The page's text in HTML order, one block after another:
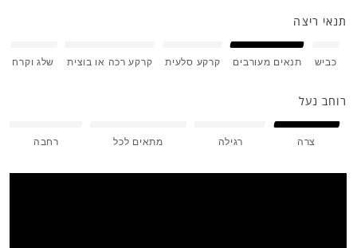
תנאי ריצה
כביש תנאים מעורבים קרקע סלעית קרקע רכה או בוצית שלג וקרח
רוחב נעל
צרה רגילה מתאים לכל רחבה